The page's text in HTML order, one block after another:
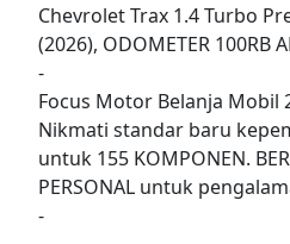
Chevrolet Trax 1.4 Turbo
(2026), ODOMETER 100RB
-
Focus Motor Belanja Mobil
Nikmati standar baru
untuk 155 KOMPONEN.
PERSONAL untuk
-